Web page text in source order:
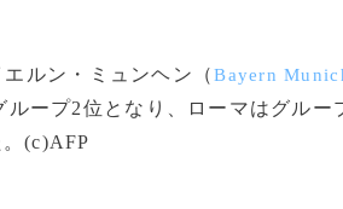
ルン・ミュンヘン（Bayern
ープ2位となり、ローマはグルー
(c)AFP